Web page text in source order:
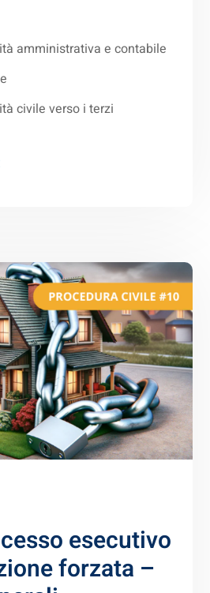
amministrativa e contabile
civile verso i terzi
esecutivo
forzata –